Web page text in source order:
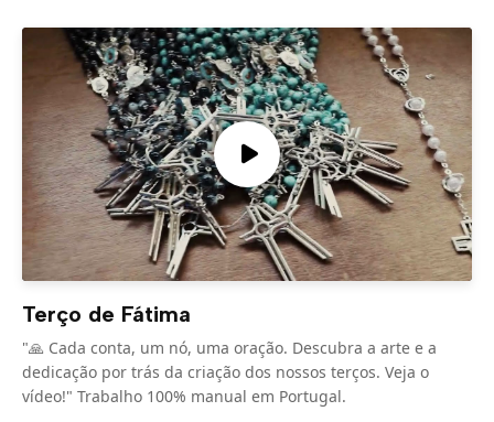
Terço de Fátima
"🙏 Cada conta, um nó, uma oração. Descubra a arte e a
dedicação por trás da criação dos nossos terços. Veja o
vídeo!" Trabalho 100% manual em Portugal.